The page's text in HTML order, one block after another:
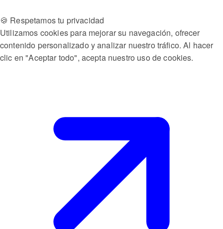
🍪 Respetamos tu privacidad
Utilizamos cookies para mejorar su navegación, ofrecer
contenido personalizado y analizar nuestro tráfico. Al hacer
clic en "Aceptar todo", acepta nuestro uso de cookies.